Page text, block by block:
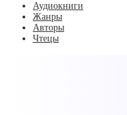
Аудиокниги
Жанры
Авторы
Чтецы